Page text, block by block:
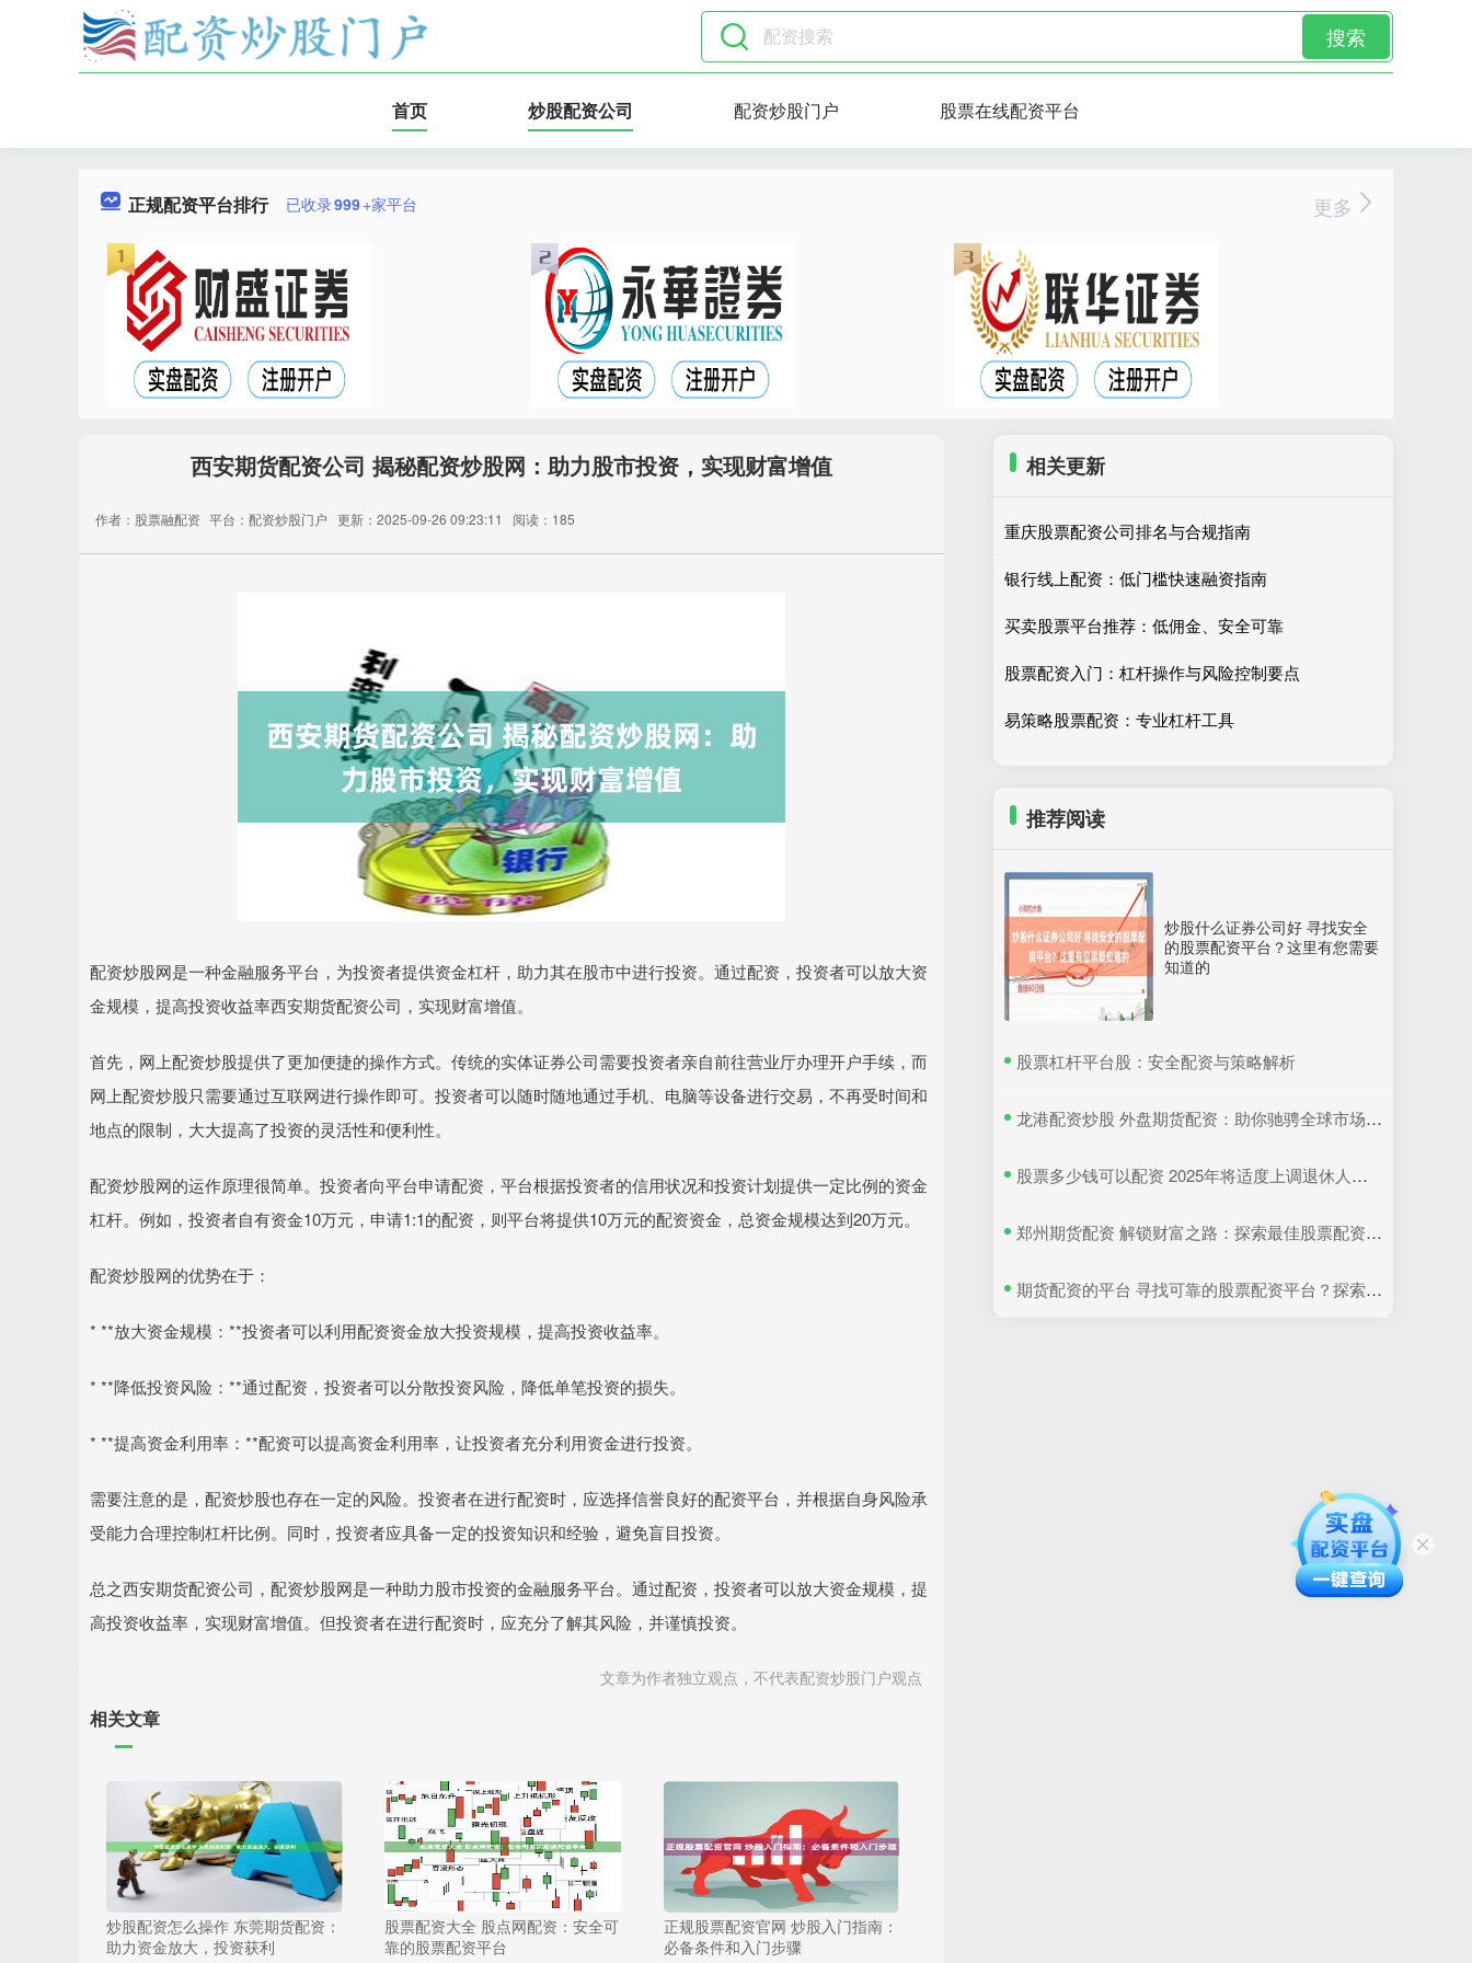
搜索
首页 炒股配资公司 配资炒股门户 股票在线配资平台
正规配资平台排行 已收录999+家平台 更多
西安期货配资公司 揭秘配资炒股网：助力股市投资，实现财富增值
作者：股票融配资 平台：配资炒股门户 更新：2025-09-26 09:23:11 阅读：185
配资炒股网是一种金融服务平台，为投资者提供资金杠杆，助力其在股市中进行投资。通过配资，投资者可以放大资
金规模，提高投资收益率西安期货配资公司，实现财富增值。
首先，网上配资炒股提供了更加便捷的操作方式。传统的实体证券公司需要投资者亲自前往营业厅办理开户手续，而
网上配资炒股只需要通过互联网进行操作即可。投资者可以随时随地通过手机、电脑等设备进行交易，不再受时间和
地点的限制，大大提高了投资的灵活性和便利性。
配资炒股网的运作原理很简单。投资者向平台申请配资，平台根据投资者的信用状况和投资计划提供一定比例的资金
杠杆。例如，投资者自有资金10万元，申请1:1的配资，则平台将提供10万元的配资资金，总资金规模达到20万元。
配资炒股网的优势在于：
* **放大资金规模：**投资者可以利用配资资金放大投资规模，提高投资收益率。
* **降低投资风险：**通过配资，投资者可以分散投资风险，降低单笔投资的损失。
* **提高资金利用率：**配资可以提高资金利用率，让投资者充分利用资金进行投资。
需要注意的是，配资炒股也存在一定的风险。投资者在进行配资时，应选择信誉良好的配资平台，并根据自身风险承
受能力合理控制杠杆比例。同时，投资者应具备一定的投资知识和经验，避免盲目投资。
总之西安期货配资公司，配资炒股网是一种助力股市投资的金融服务平台。通过配资，投资者可以放大资金规模，提
高投资收益率，实现财富增值。但投资者在进行配资时，应充分了解其风险，并谨慎投资。
文章为作者独立观点，不代表配资炒股门户观点
相关文章
炒股配资怎么操作 东莞期货配资：
助力资金放大，投资获利
股票配资大全 股点网配资：安全可
靠的股票配资平台
正规股票配资官网 炒股入门指南：
必备条件和入门步骤
相关更新
重庆股票配资公司排名与合规指南
银行线上配资：低门槛快速融资指南
买卖股票平台推荐：低佣金、安全可靠
股票配资入门：杠杆操作与风险控制要点
易策略股票配资：专业杠杆工具
推荐阅读
炒股什么证券公司好 寻找安全
的股票配资平台？这里有您需要
知道的
​股票杠杆平台股：安全配资与策略解析
​龙港配资炒股 外盘期货配资：助你驰骋全球市场，把握财富机遇
​股票多少钱可以配资 2025年将适度上调退休人员基本养老金, 4类人将会受益!
​郑州期货配资 解锁财富之路：探索最佳股票配资平台
​期货配资的平台 寻找可靠的股票配资平台？探索最佳选择！